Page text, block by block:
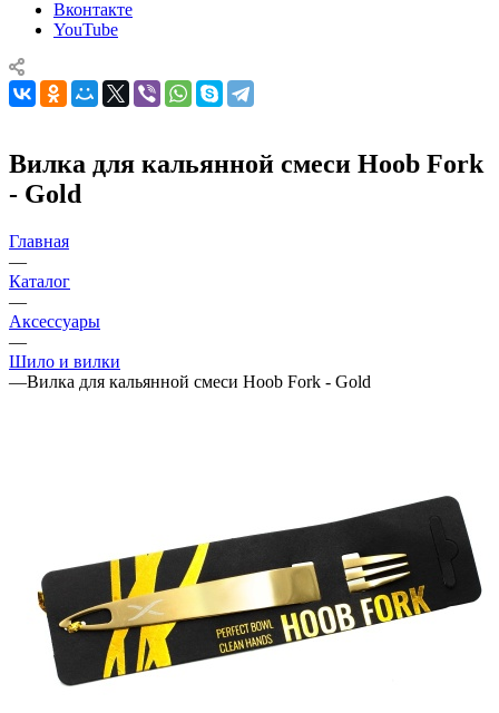
Вконтакте
YouTube
Вилка для кальянной смеси Hoob Fork
- Gold
Главная
—
Каталог
—
Аксессуары
—
Шило и вилки
—Вилка для кальянной смеси Hoob Fork - Gold